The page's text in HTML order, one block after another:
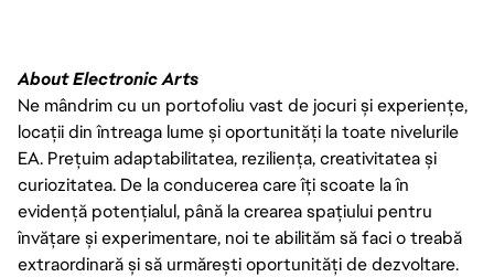
About Electronic Arts
Ne mândrim cu un portofoliu vast de jocuri și experiențe,
locații din întreaga lume și oportunități la toate nivelurile
EA. Prețuim adaptabilitatea, reziliența, creativitatea și
curiozitatea. De la conducerea care îți scoate la în
evidență potențialul, până la crearea spațiului pentru
învățare și experimentare, noi te abilităm să faci o treabă
extraordinară și să urmărești oportunități de dezvoltare.